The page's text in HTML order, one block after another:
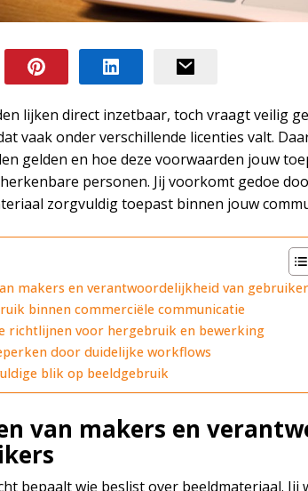
lijken direct inzetbaar, toch vraagt veilig
vaak onder verschillende licenties valt.
gelden en hoe deze voorwaarden jouw
personen. Jij voorkomt gedoe
zorgvuldig toepast binnen jouw
makers en verantwoordelijkheid van
binnen commerciële communicatie
richtlijnen voor hergebruik en bewerking
door duidelijke workflows
blik op beeldgebruik
van makers en
bepaalt wie beslist over beeldmateriaal.